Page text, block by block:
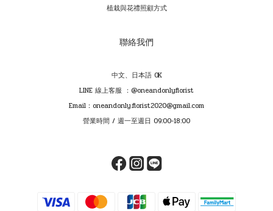
植栽與花禮照顧方式
聯絡我們
中文、日本語 OK
LINE 線上客服 ：@oneandonlyflorist
Email：oneandonly.florist2020@gmail.com
營業時間 / 週一至週日 09:00-18:00